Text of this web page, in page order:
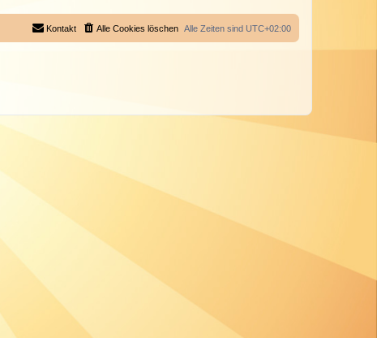
Alle Zeiten sind UTC+02:00
Alle Cookies löschen
Kontakt